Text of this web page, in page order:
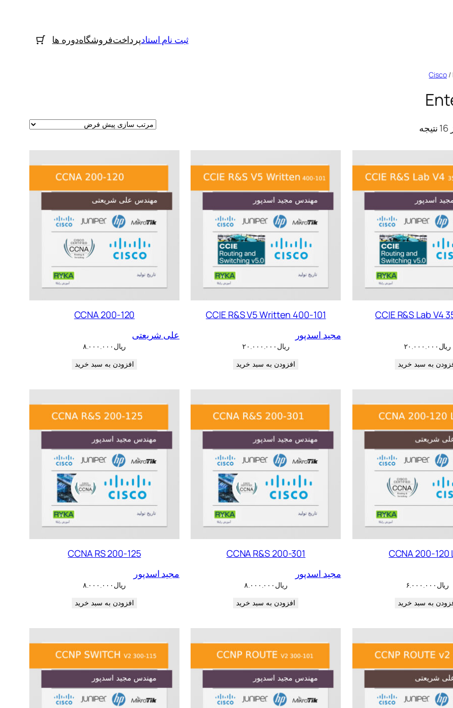
ثبت نام استادپرداختفروشگاهدوره ها
Cisco/
CCIE R&S Lab V4
ریال ۲۰.۰۰۰.۰۰۰
به سبد خرید
CCIE R&S V5 Written 400-101
مجید اسدپور
ریال ۲۰.۰۰۰.۰۰۰
افزودن به سبد خرید
CCNA 200-120
علی شریعتی
ریال ۸.۰۰۰.۰۰۰
افزودن به سبد خرید
CCNA 200-120
ریال ۶.۰۰۰.۰۰۰
به سبد خرید
CCNA R&S 200-301
مجید اسدپور
ریال ۸.۰۰۰.۰۰۰
افزودن به سبد خرید
CCNA RS 200-125
مجید اسدپور
ریال ۸.۰۰۰.۰۰۰
افزودن به سبد خرید